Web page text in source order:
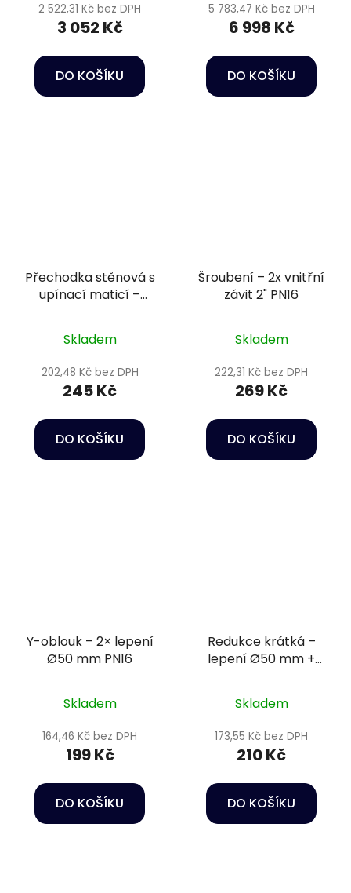
2 522,31 Kč bez DPH
3 052 Kč
DO KOŠÍKU
5 783,47 Kč bez DPH
6 998 Kč
DO KOŠÍKU
Přechodka stěnová s
upínací maticí –
Skladem
202,48 Kč bez DPH
245 Kč
DO KOŠÍKU
Šroubení – 2x vnitřní
závit 2" PN16
Skladem
222,31 Kč bez DPH
269 Kč
DO KOŠÍKU
Y-oblouk – 2× lepení
Ø50 mm PN16
Skladem
164,46 Kč bez DPH
199 Kč
DO KOŠÍKU
Redukce krátká –
lepení Ø50 mm +
Skladem
173,55 Kč bez DPH
210 Kč
DO KOŠÍKU